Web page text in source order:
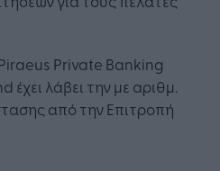
Private Banking
έχει λάβει την με αριθμ.
από την Επιτροπή